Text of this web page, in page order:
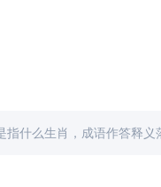
指什么生肖，成语作答释义